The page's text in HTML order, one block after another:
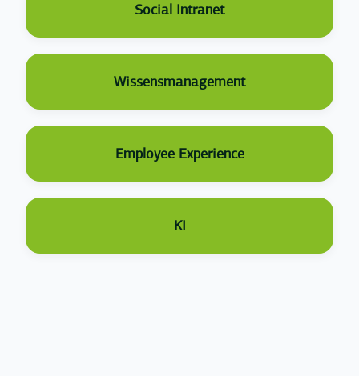
Social Intranet
Wissensmanagement
Employee Experience
KI